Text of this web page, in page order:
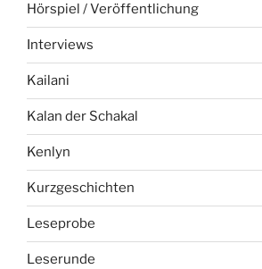
Hörspiel / Veröffentlichung
Interviews
Kailani
Kalan der Schakal
Kenlyn
Kurzgeschichten
Leseprobe
Leserunde